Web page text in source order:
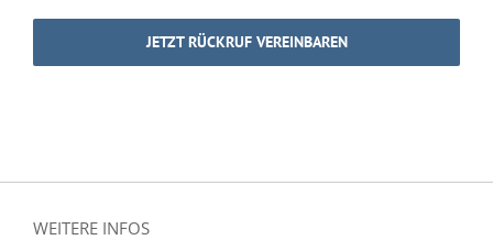
JETZT RÜCKRUF VEREINBAREN
WEITERE INFOS